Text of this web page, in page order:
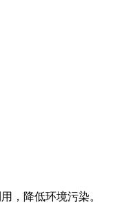
，降低环境污染。